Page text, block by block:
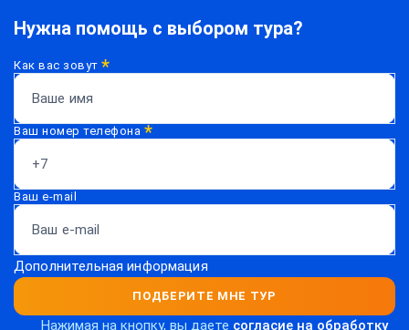
Нужна помощь с выбором тура?
Как вас зовут*
Ваш номер телефона *
Ваш e-mail
Дополнительная информация
ПОДБЕРИТЕ МНЕ ТУР
Нажимая на кнопку, вы даете согласие на обработку